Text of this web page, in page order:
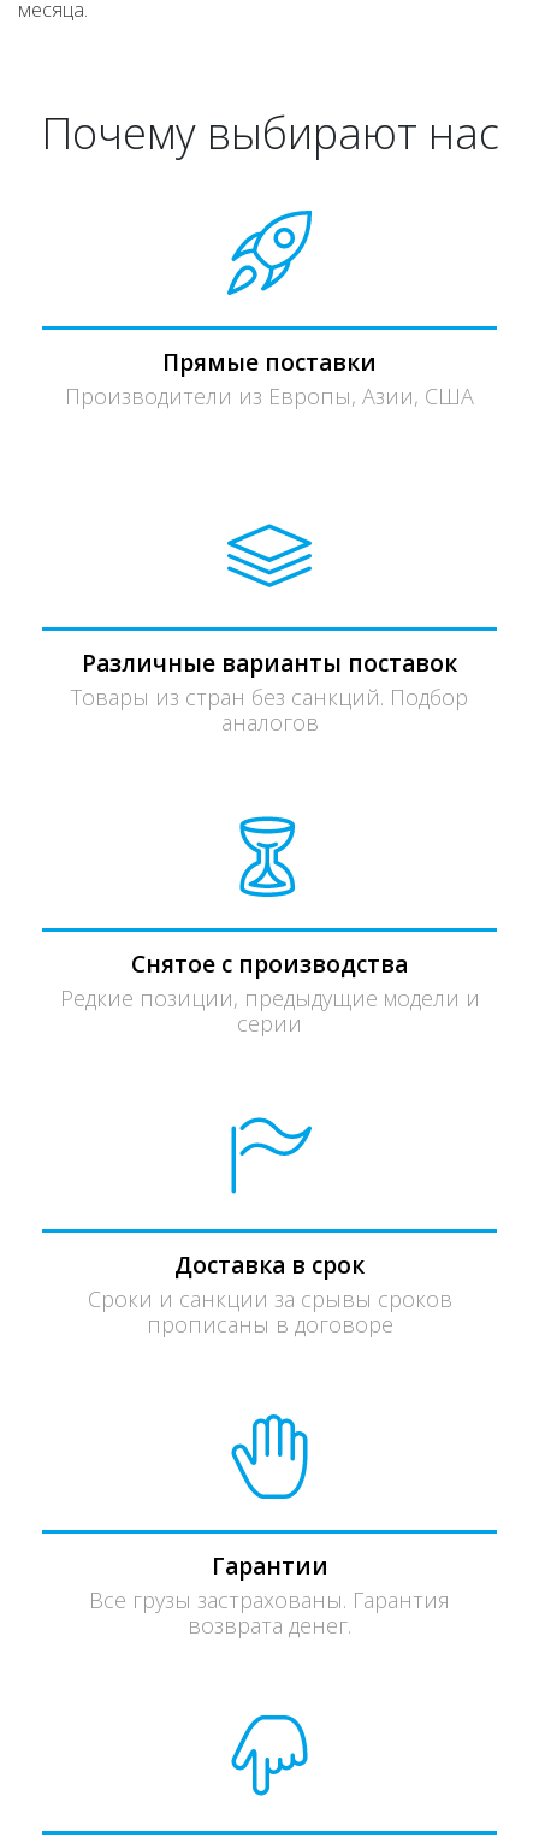
месяца.
Почему выбирают нас
Прямые поставки
Производители из Европы, Азии, США
Различные варианты поставок
Товары из стран без санкций. Подбор
аналогов
Снятое с производства
Редкие позиции, предыдущие модели и
серии
Доставка в срок
Сроки и санкции за срывы сроков
прописаны в договоре
Гарантии
Все грузы застрахованы. Гарантия
возврата денег.